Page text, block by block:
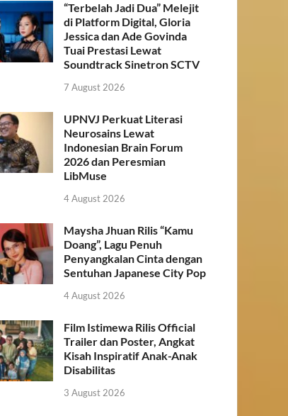
“Terbelah Jadi Dua” Melejit
di Platform Digital, Gloria
Jessica dan Ade Govinda
Tuai Prestasi Lewat
Soundtrack Sinetron SCTV
7 August 2026
UPNVJ Perkuat Literasi
Neurosains Lewat
Indonesian Brain Forum
2026 dan Peresmian
LibMuse
4 August 2026
Maysha Jhuan Rilis “Kamu
Doang”, Lagu Penuh
Penyangkalan Cinta dengan
Sentuhan Japanese City Pop
4 August 2026
Film Istimewa Rilis Official
Trailer dan Poster, Angkat
Kisah Inspiratif Anak-Anak
Disabilitas
3 August 2026